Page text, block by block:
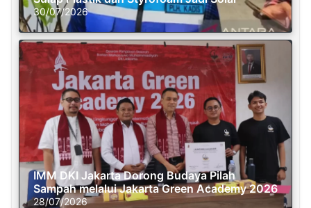
30/07/2026
IMM DKI Jakarta Dorong Budaya Pilah
Sampah melalui Jakarta Green Academy 2026
28/07/2026